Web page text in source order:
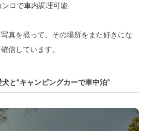
ロで車内調理可能
真を撮って、その場所をまた好きにな
信しています。
と“キャンピングカーで車中泊”